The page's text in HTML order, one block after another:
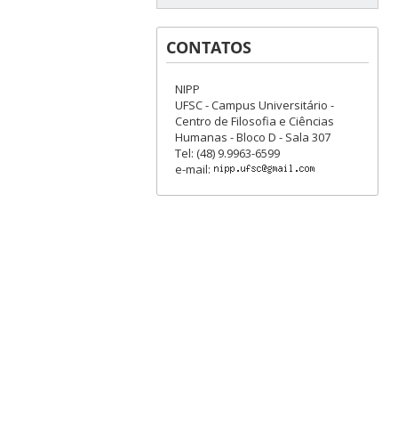
CONTATOS
NIPP
UFSC - Campus Universitário -
Centro de Filosofia e Ciências
Humanas - Bloco D - Sala 307
Tel: (48) 9.9963-6599
e-mail: